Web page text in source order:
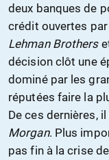
deux banques de
crédit ouvertes par
Lehman Brothers
décision clôt une
dominé par les
réputées faire la
De ces dernières,
Morgan. Plus
pas fin à la crise